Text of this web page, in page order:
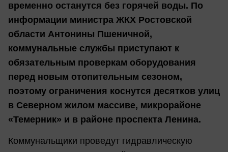
временно останутся без горячей воды. По
информации министра ЖКХ Ростовской
области Антонины Пшеничной,
коммунальные службы приступают к
обязательным проверкам оборудования
перед новым отопительным сезоном,
поэтому ограничения коснутся десятков улиц
в Северном жилом массиве, микрорайоне
«Темерник» и в районе проспекта Ленина.
Коммунальщики проведут гидравлическую